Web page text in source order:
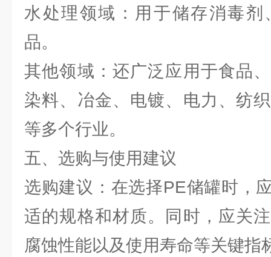
水处理领域：用于储存消毒
品。
其他领域：还广泛应用于食品
染料、冶金、电镀、电力、纺
等多个行业。
五、选购与使用建议
选购建议：在选择PE储罐时，
适的规格和材质。同时，应关
腐蚀性能以及使用寿命等关键指